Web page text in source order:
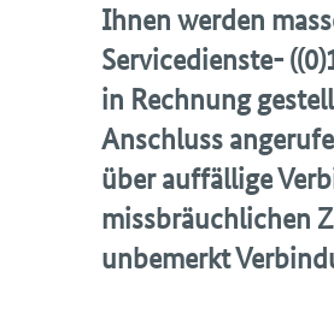
Ihnen werden
Servicedienste-
in Rechnung
Anschluss
über auffällige
missbräuchlichen
unbemerkt